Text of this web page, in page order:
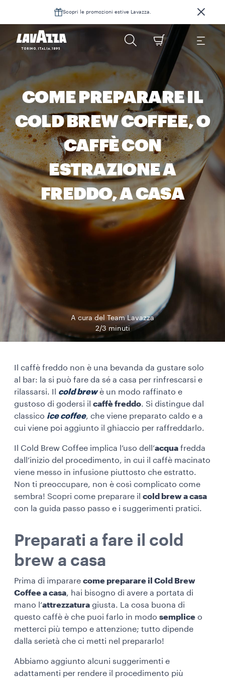
Scopri le promozioni estive Lavazza.
COME PREPARARE IL
COLD BREW COFFEE, O
CAFFÈ CON
ESTRAZIONE A
FREDDO, A CASA
A cura del Team Lavazza
2/3 minuti
Il caffè freddo non è una bevanda da gustare solo
al bar: la si può fare da sé a casa per rinfrescarsi e
rilassarsi. Il cold brewè un modo raffinato e
gustoso di godersi il caffè freddo. Si distingue dal
classico ice coffee, che viene preparato caldo e a
cui viene poi aggiunto il ghiaccio per raffreddarlo.
Il Cold Brew Coffee implica l’uso dell’acqua fredda
dall’inizio del procedimento, in cui il caffè macinato
viene messo in infusione piuttosto che estratto.
Non ti preoccupare, non è così complicato come
sembra! Scopri come preparare il cold brew a casa
con la guida passo passo e i suggerimenti pratici.
Preparati a fare il cold
brew a casa
Prima di imparare come preparare il Cold Brew
Coffee a casa, hai bisogno di avere a portata di
mano l’attrezzatura giusta. La cosa buona di
questo caffè è che puoi farlo in modo semplice o
metterci più tempo e attenzione; tutto dipende
dalla serietà che ci metti nel prepararlo!
Abbiamo aggiunto alcuni suggerimenti e
adattamenti per rendere il procedimento più